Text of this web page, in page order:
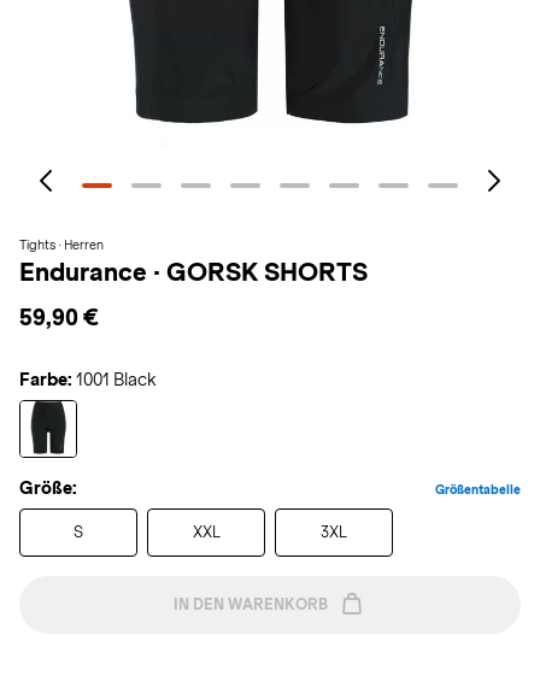
Tights · Herren
Endurance · GORSK SHORTS
59,90 €
Farbe: 1001 Black
Größe: Größentabelle
S XXL 3XL
IN DEN WARENKORB